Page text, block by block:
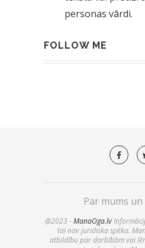
personas vārdi.
FOLLOW ME
Par mums
@2023 - ManaOga.lv
tai nav juridiska spēka.
atbildību par darbībām vai